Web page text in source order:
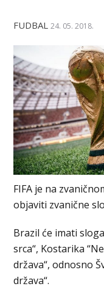
FUDBAL 24. 05. 2018.
FIFA je na
objaviti zvanične
Brazil će imati
srca“, Kostarika
država“, odnosno
država“.